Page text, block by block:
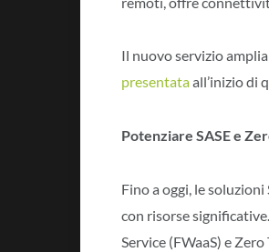
Il nuovo servizio
presentataall’inizio di
Potenziare SASE e
Fino a oggi, le
con risorse
Service (FWaaS) e